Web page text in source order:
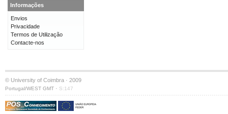
Informações
Envios
Privacidade
Termos de Utilização
Contacte-nos
© University of Coimbra · 2009
Portugal/WEST GMT · S:147